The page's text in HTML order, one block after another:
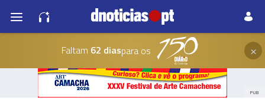
Faltam 62 diaspara os ×
PUB